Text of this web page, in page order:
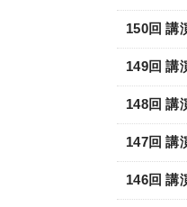
150回 講
149回 講
148回 講
147回 講
146回 講